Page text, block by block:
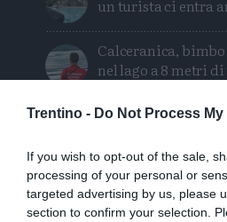
Trentino - Do Not Process
If you wish to opt-out of the sale,
processing of your personal or
targeted advertising by us, please
section to confirm your selection.
un turista ci entra
Calceranica,
nel lago a 8 metri
Solo venerdì un
Tragedia in
ragazzo di Trento